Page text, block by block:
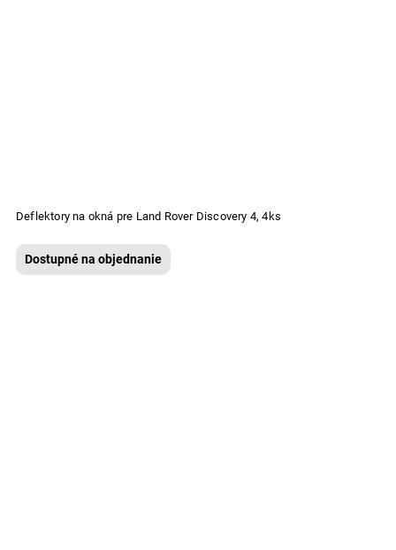
Deflektory na okná pre Land Rover Discovery 4, 4ks
Dostupné na objednanie